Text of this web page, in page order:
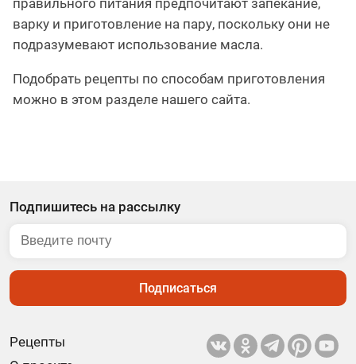
правильного питания предпочитают запекание,
варку и приготовление на пару, поскольку они не
подразумевают использование масла.
Подобрать рецепты по способам приготовления
можно в этом разделе нашего сайта.
Рецепты
Подпишитесь на рассылку
Подписаться